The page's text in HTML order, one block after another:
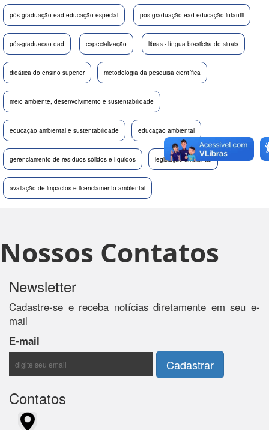
pós graduação ead educação especial pos graduação ead educação infantil
pós-graduacao ead especialização libras - língua brasileira de sinais
didática do ensino superior metodologia da pesquisa científica
meio ambiente, desenvolvimento e sustentabilidade
educação ambiental e sustentabilidade educação ambiental
gerenciamento de resíduos sólidos e líquidos legislação ambiental
avaliação de impactos e licenciamento ambiental
Nossos Contatos
Newsletter
Cadastre-se e receba notícias diretamente em seu e-
mail
E-mail
Contatos